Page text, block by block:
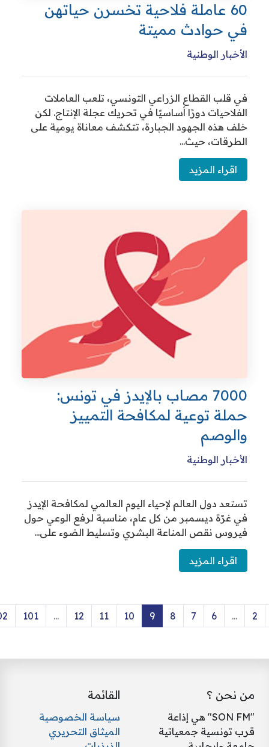
60 عاملة فلاحية تخسرن حياتهن
حوادث مميتة
الوطنية
القطاع الزراعي التونسي، تلعب العاملات
دورًا أساسيًا في تحريك عجلة الإنتاج. لكن
هذه الجهود الجبارة، تتكشف معاناة يومية على
حيث...
المزيد
7000 مصاب بالإيدز في تونس:
توعية لمكافحة التمييز
الوطنية
دول العالم لإحياء اليوم العالمي لمكافحة الإيدز
ديسمبر من كل عام، مناسبة لرفع الوعي حول
نقص المناعة البشري وتسليط الضوء على...
المزيد
11
12
101
102
؟
"SON FM" هي إذاعة
جمعياتية
سياسة الخصوصية
الميثاق التحريري